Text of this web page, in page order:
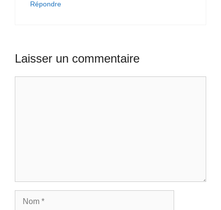
Répondre
Laisser un commentaire